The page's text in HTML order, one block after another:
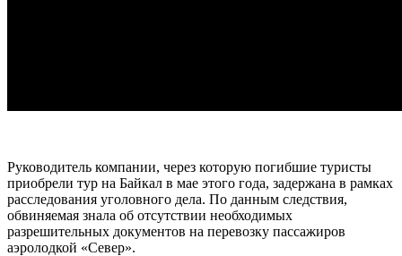
Руководитель компании, через которую погибшие туристы
приобрели тур на Байкал в мае этого года, задержана в рамках
расследования уголовного дела. По данным следствия,
обвиняемая знала об отсутствии необходимых
разрешительных документов на перевозку пассажиров
аэролодкой «Север».